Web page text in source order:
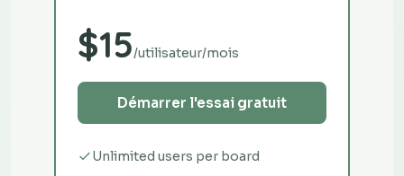
$15/utilisateur/mois
Démarrer l'essai gratuit
Unlimited users per board